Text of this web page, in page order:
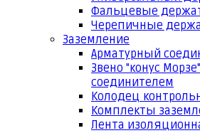
Фальцевые
Черепичные
Заземление
Арматурный
Звено "конус
соединителем
Колодец
Комплекты
Лента